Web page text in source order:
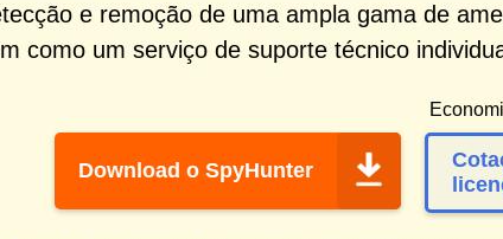
e remoção de uma ampla gama de
como um serviço de suporte técnico
Download o SpyHunter